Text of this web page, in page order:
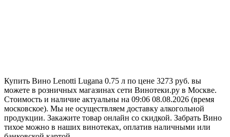
Купить Вино Lenotti Lugana 0.75 л по цене 3273 руб. вы
можете в розничных магазинах сети Винотеки.ру в Москве.
Стоимость и наличие актуальны на 09:06 08.08.2026 (время
московское). Мы не осуществляем доставку алкогольной
продукции. Закажите товар онлайн со скидкой. Забрать Вино
тихое можно в наших винотеках, оплатив наличными или